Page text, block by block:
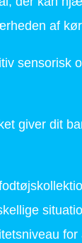
af
sensorisk
giver dit
for